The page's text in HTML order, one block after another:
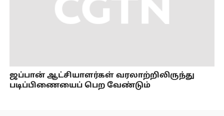
ஜப்பான் ஆட்சியாளர்கள் வரலாற்றிலிருந்து
படிப்பிணையைப் பெற வேண்டும்